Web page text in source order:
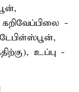
-
உப்பு -